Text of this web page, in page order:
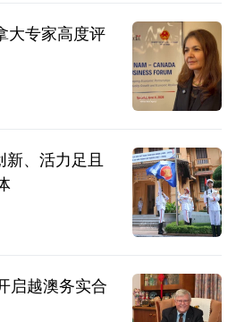
大专家高度评
、活力足且
启越澳务实合